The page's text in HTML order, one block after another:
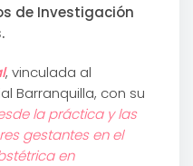
de Investigación
, vinculada al
Barranquilla, con su
la práctica y las
gestantes en el
en